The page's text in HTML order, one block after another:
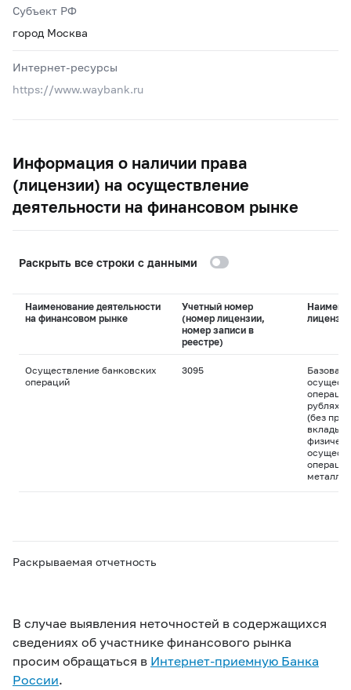
Субъект РФ
город Москва
Интернет-ресурсы
https://www.waybank.ru
Информация о наличии права
(лицензии) на осуществление
деятельности на финансовом рынке
Раскрыть все строки с данными
Наименование деятельности
на финансовом рынке
Учетный номер
(номер лицензии,
номер записи в
реестре)
лицензии
Осуществление банковских
операций
3095
Базовая
рублях и
(без
вклады
Раскрываемая отчетность
В случае выявления неточностей в содержащихся
сведениях об участнике финансового рынка
просим обращаться в Интернет-приемную Банка
России.